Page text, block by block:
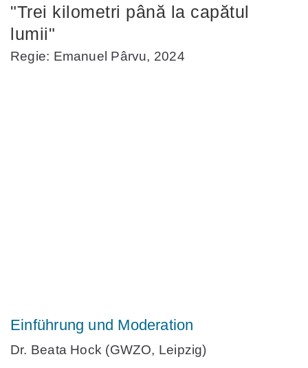
"Trei kilometri până la capătul
lumii"
Regie: Emanuel Pârvu, 2024
Einführung und Moderation
Dr. Beata Hock (GWZO, Leipzig)